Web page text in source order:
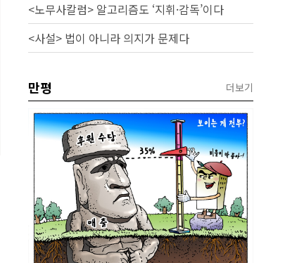
<노무사칼럼> 알고리즘도 ‘지휘·감독’이다
<사설> 법이 아니라 의지가 문제다
만평 더보기